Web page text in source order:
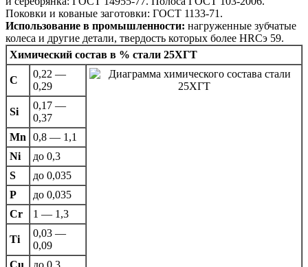
Поковки и кованые заготовки: ГОСТ 1133-71.
Использование в промышленности: нагруженные зубчатые
колеса и другие детали, твердость которых более НRСэ 59.
Химический состав в % стали 25ХГТ
C
0,22 —
0,29
Si
0,17 —
0,37
Mn
0,8 — 1,1
Ni
до 0,3
S
до 0,035
P
до 0,035
Cr
1 — 1,3
Ti
0,03 —
0,09
Cu
до 0,3